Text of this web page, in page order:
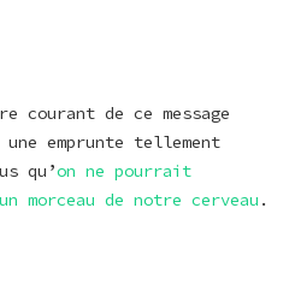
courant de ce message
emprunte tellement
qu’on ne pourrait
morceau de notre cerveau .